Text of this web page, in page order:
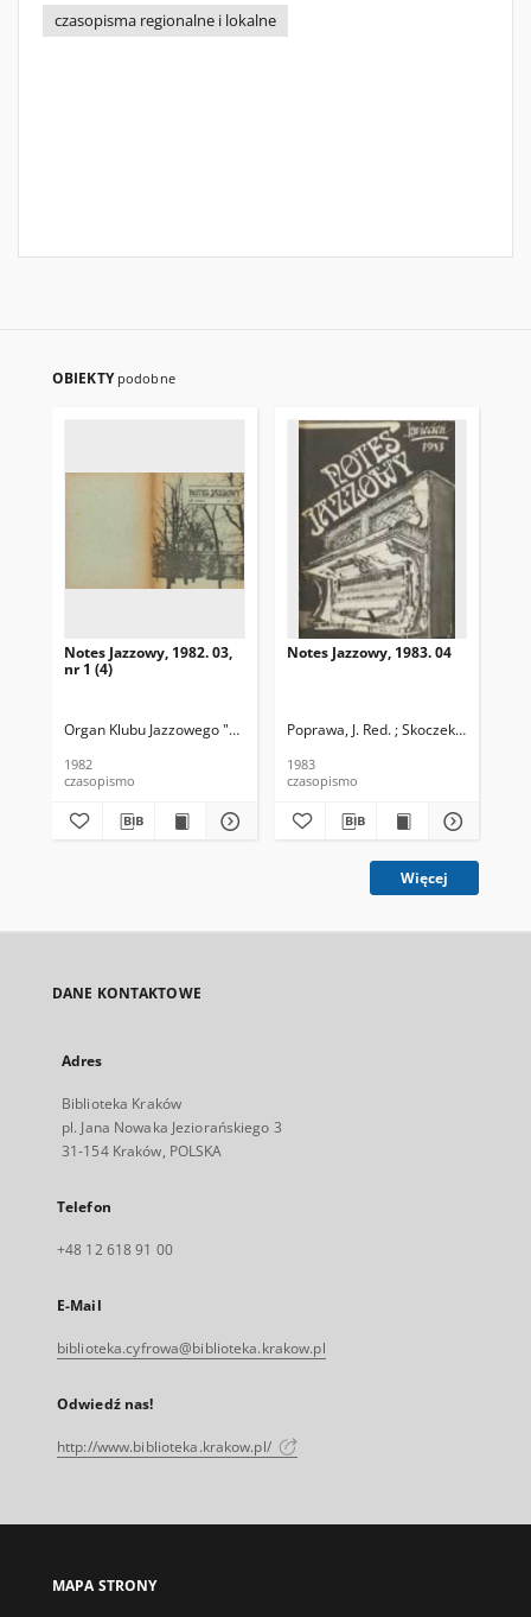
czasopisma regionalne i lokalne
OBIEKTY podobne
Notes Jazzowy, 1982. 03,
nr 1 (4)
Organ Klubu Jazzowego "Rotunda" Skoczek, T. Red.
1982
czasopismo
Notes Jazzowy, 1983. 04
Poprawa, J. Red. ; Skoczek T. Red.
1983
czasopismo
Więcej
DANE KONTAKTOWE
Adres
Biblioteka Kraków
pl. Jana Nowaka Jeziorańskiego 3
31-154 Kraków, POLSKA
Telefon
+48 12 618 91 00
E-Mail
biblioteka.cyfrowa@biblioteka.krakow.pl
Odwiedź nas!
http://www.biblioteka.krakow.pl/
MAPA STRONY